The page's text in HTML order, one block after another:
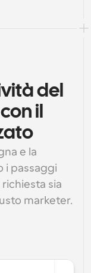
del
il
e la
i passaggi
sia
marketer.